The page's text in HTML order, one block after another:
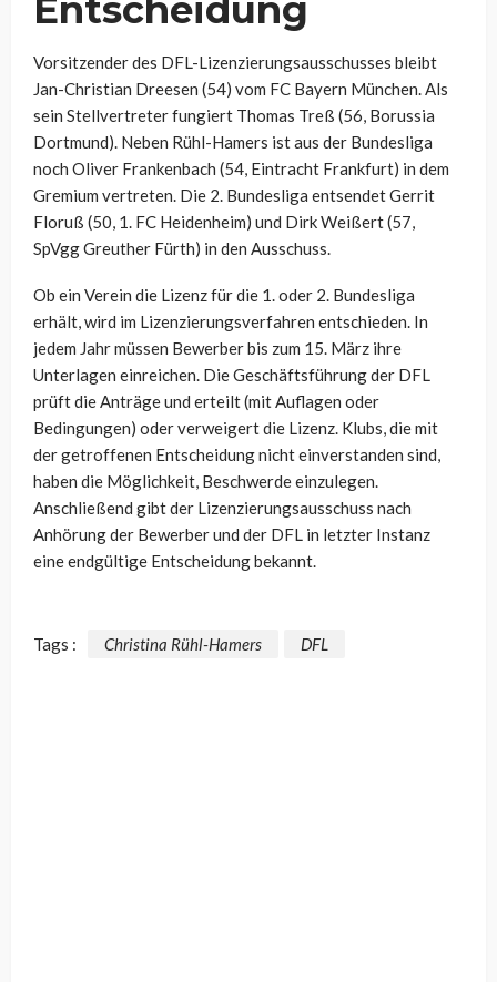
Entscheidung
Vorsitzender des DFL-Lizenzierungsausschusses bleibt
Jan-Christian Dreesen (54) vom FC Bayern München. Als
sein Stellvertreter fungiert Thomas Treß (56, Borussia
Dortmund). Neben Rühl-Hamers ist aus der Bundesliga
noch Oliver Frankenbach (54, Eintracht Frankfurt) in dem
Gremium vertreten. Die 2. Bundesliga entsendet Gerrit
Floruß (50, 1. FC Heidenheim) und Dirk Weißert (57,
SpVgg Greuther Fürth) in den Ausschuss.
Ob ein Verein die Lizenz für die 1. oder 2. Bundesliga
erhält, wird im Lizenzierungsverfahren entschieden. In
jedem Jahr müssen Bewerber bis zum 15. März ihre
Unterlagen einreichen. Die Geschäftsführung der DFL
prüft die Anträge und erteilt (mit Auflagen oder
Bedingungen) oder verweigert die Lizenz. Klubs, die mit
der getroffenen Entscheidung nicht einverstanden sind,
haben die Möglichkeit, Beschwerde einzulegen.
Anschließend gibt der Lizenzierungsausschuss nach
Anhörung der Bewerber und der DFL in letzter Instanz
eine endgültige Entscheidung bekannt.
Tags : Christina Rühl-Hamers DFL